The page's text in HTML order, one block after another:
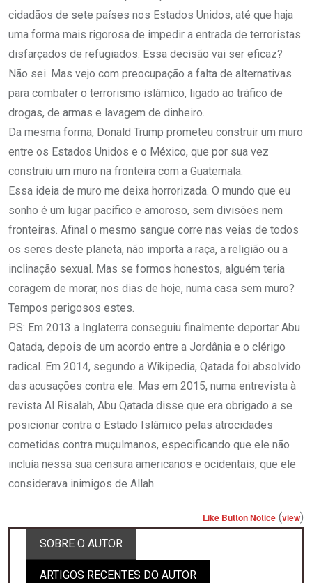
cidadãos de sete países nos Estados Unidos, até que haja
uma forma mais rigorosa de impedir a entrada de terroristas
disfarçados de refugiados. Essa decisão vai ser eficaz?
Não sei. Mas vejo com preocupação a falta de alternativas
para combater o terrorismo islâmico, ligado ao tráfico de
drogas, de armas e lavagem de dinheiro.
Da mesma forma, Donald Trump prometeu construir um muro
entre os Estados Unidos e o México, que por sua vez
construiu um muro na fronteira com a Guatemala.
Essa ideia de muro me deixa horrorizada. O mundo que eu
sonho é um lugar pacífico e amoroso, sem divisões nem
fronteiras. Afinal o mesmo sangue corre nas veias de todos
os seres deste planeta, não importa a raça, a religião ou a
inclinação sexual. Mas se formos honestos, alguém teria
coragem de morar, nos dias de hoje, numa casa sem muro?
Tempos perigosos estes.
PS: Em 2013 a Inglaterra conseguiu finalmente deportar Abu
Qatada, depois de um acordo entre a Jordânia e o clérigo
radical. Em 2014, segundo a Wikipedia, Qatada foi absolvido
das acusações contra ele. Mas em 2015, numa entrevista à
revista Al Risalah, Abu Qatada disse que era obrigado a se
posicionar contra o Estado Islâmico pelas atrocidades
cometidas contra muçulmanos, especificando que ele não
incluía nessa sua censura americanos e ocidentais, que ele
considerava inimigos de Allah.
Like Button Notice (view)
SOBRE O AUTOR
ARTIGOS RECENTES DO AUTOR